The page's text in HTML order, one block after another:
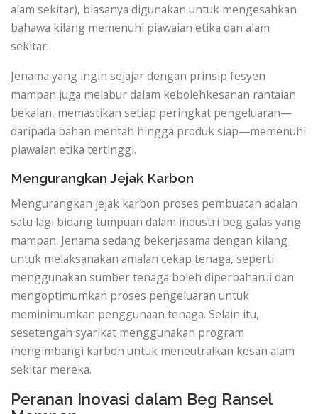
alam sekitar), biasanya digunakan untuk mengesahkan
bahawa kilang memenuhi piawaian etika dan alam
sekitar.
Jenama yang ingin sejajar dengan prinsip fesyen
mampan juga melabur dalam kebolehkesanan rantaian
bekalan, memastikan setiap peringkat pengeluaran—
daripada bahan mentah hingga produk siap—memenuhi
piawaian etika tertinggi.
Mengurangkan Jejak Karbon
Mengurangkan jejak karbon proses pembuatan adalah
satu lagi bidang tumpuan dalam industri beg galas yang
mampan. Jenama sedang bekerjasama dengan kilang
untuk melaksanakan amalan cekap tenaga, seperti
menggunakan sumber tenaga boleh diperbaharui dan
mengoptimumkan proses pengeluaran untuk
meminimumkan penggunaan tenaga. Selain itu,
sesetengah syarikat menggunakan program
mengimbangi karbon untuk meneutralkan kesan alam
sekitar mereka.
Peranan Inovasi dalam Beg Ransel